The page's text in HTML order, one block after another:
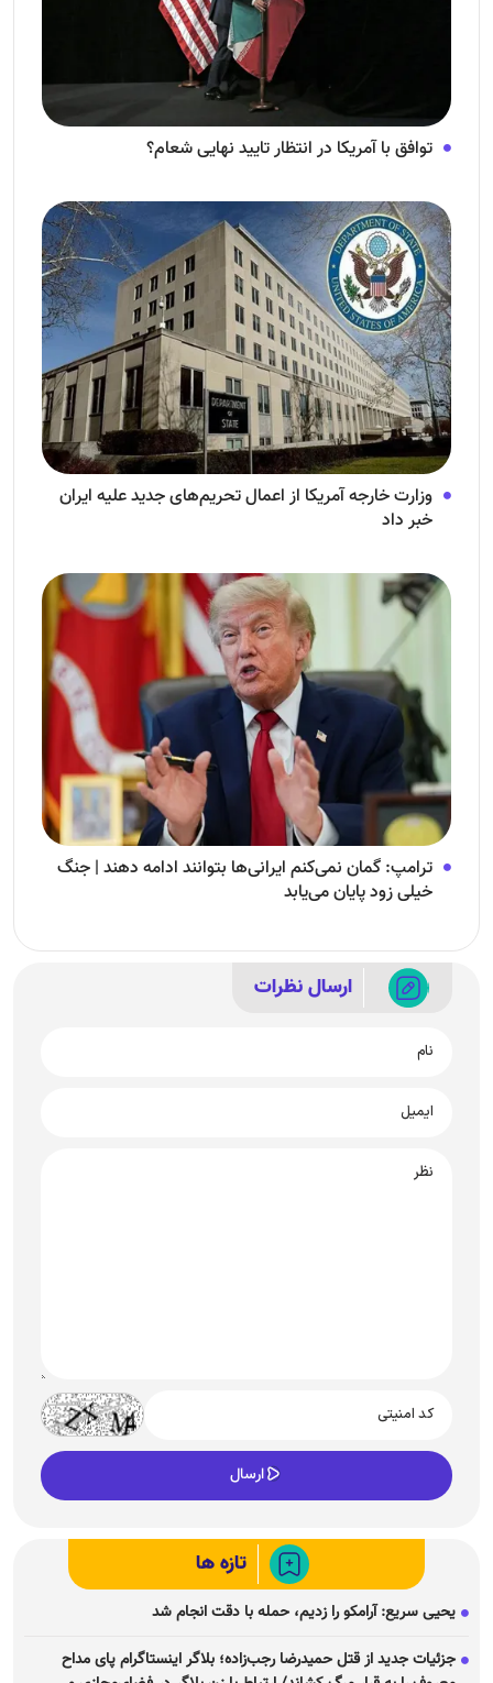
توافق با آمریکا در انتظار تایید نهایی شعام؟
وزارت خارجه آمریکا از اعمال تحریم‌های جدید علیه ایران
خبر داد
ترامپ: گمان نمی‌کنم ایرانی‌ها بتوانند ادامه دهند | جنگ
خیلی زود پایان می‌یابد
ارسال نظرات
تازه ها
یحیی سریع: آرامکو را زدیم، حمله با دقت انجام شد
جزئیات جدید از قتل حمیدرضا رجب‌زاده؛ بلاگر اینستاگرام پای مداح